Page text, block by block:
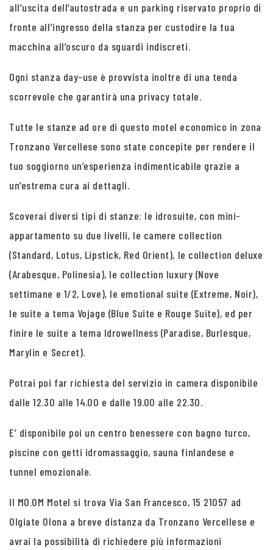
all’uscita dell’autostrada e un parking riservato proprio di
fronte all’ingresso della stanza per custodire la tua
macchina all’oscuro da sguardi indiscreti.
Ogni stanza day-use è provvista inoltre di una tenda
scorrevole che garantirà una privacy totale.
Tutte le stanze ad ore di questo motel economico in zona
Tronzano Vercellese sono state concepite per rendere il
tuo soggiorno un’esperienza indimenticabile grazie a
un’estrema cura ai dettagli.
Scoverai diversi tipi di stanze: le idrosuite, con mini-
appartamento su due livelli, le camere collection
(Standard, Lotus, Lipstick, Red Orient), le collection deluxe
(Arabesque, Polinesia), le collection luxury (Nove
settimane e 1/2, Love), le emotional suite (Extreme, Noir),
le suite a tema Vojage (Blue Suite e Rouge Suite), ed per
finire le suite a tema Idrowellness (Paradise, Burlesque,
Marylin e Secret).
Potrai poi far richiesta del servizio in camera disponibile
dalle 12.30 alle 14.00 e dalle 19.00 alle 22.30.
E’ disponibile poi un centro benessere con bagno turco,
piscine con getti idromassaggio, sauna finlandese e
tunnel emozionale.
Il MO.OM Motel si trova Via San Francesco, 15 21057 ad
Olgiate Olona a breve distanza da Tronzano Vercellese e
avrai la possibilità di richiedere più informazioni